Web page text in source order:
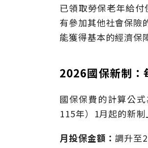
已領取勞保老年給
有參加其他社會保險
能獲得基本的經濟保
2026國保新制：
國保保費的計算公
115年）1月起的新制
月投保金額：調升至